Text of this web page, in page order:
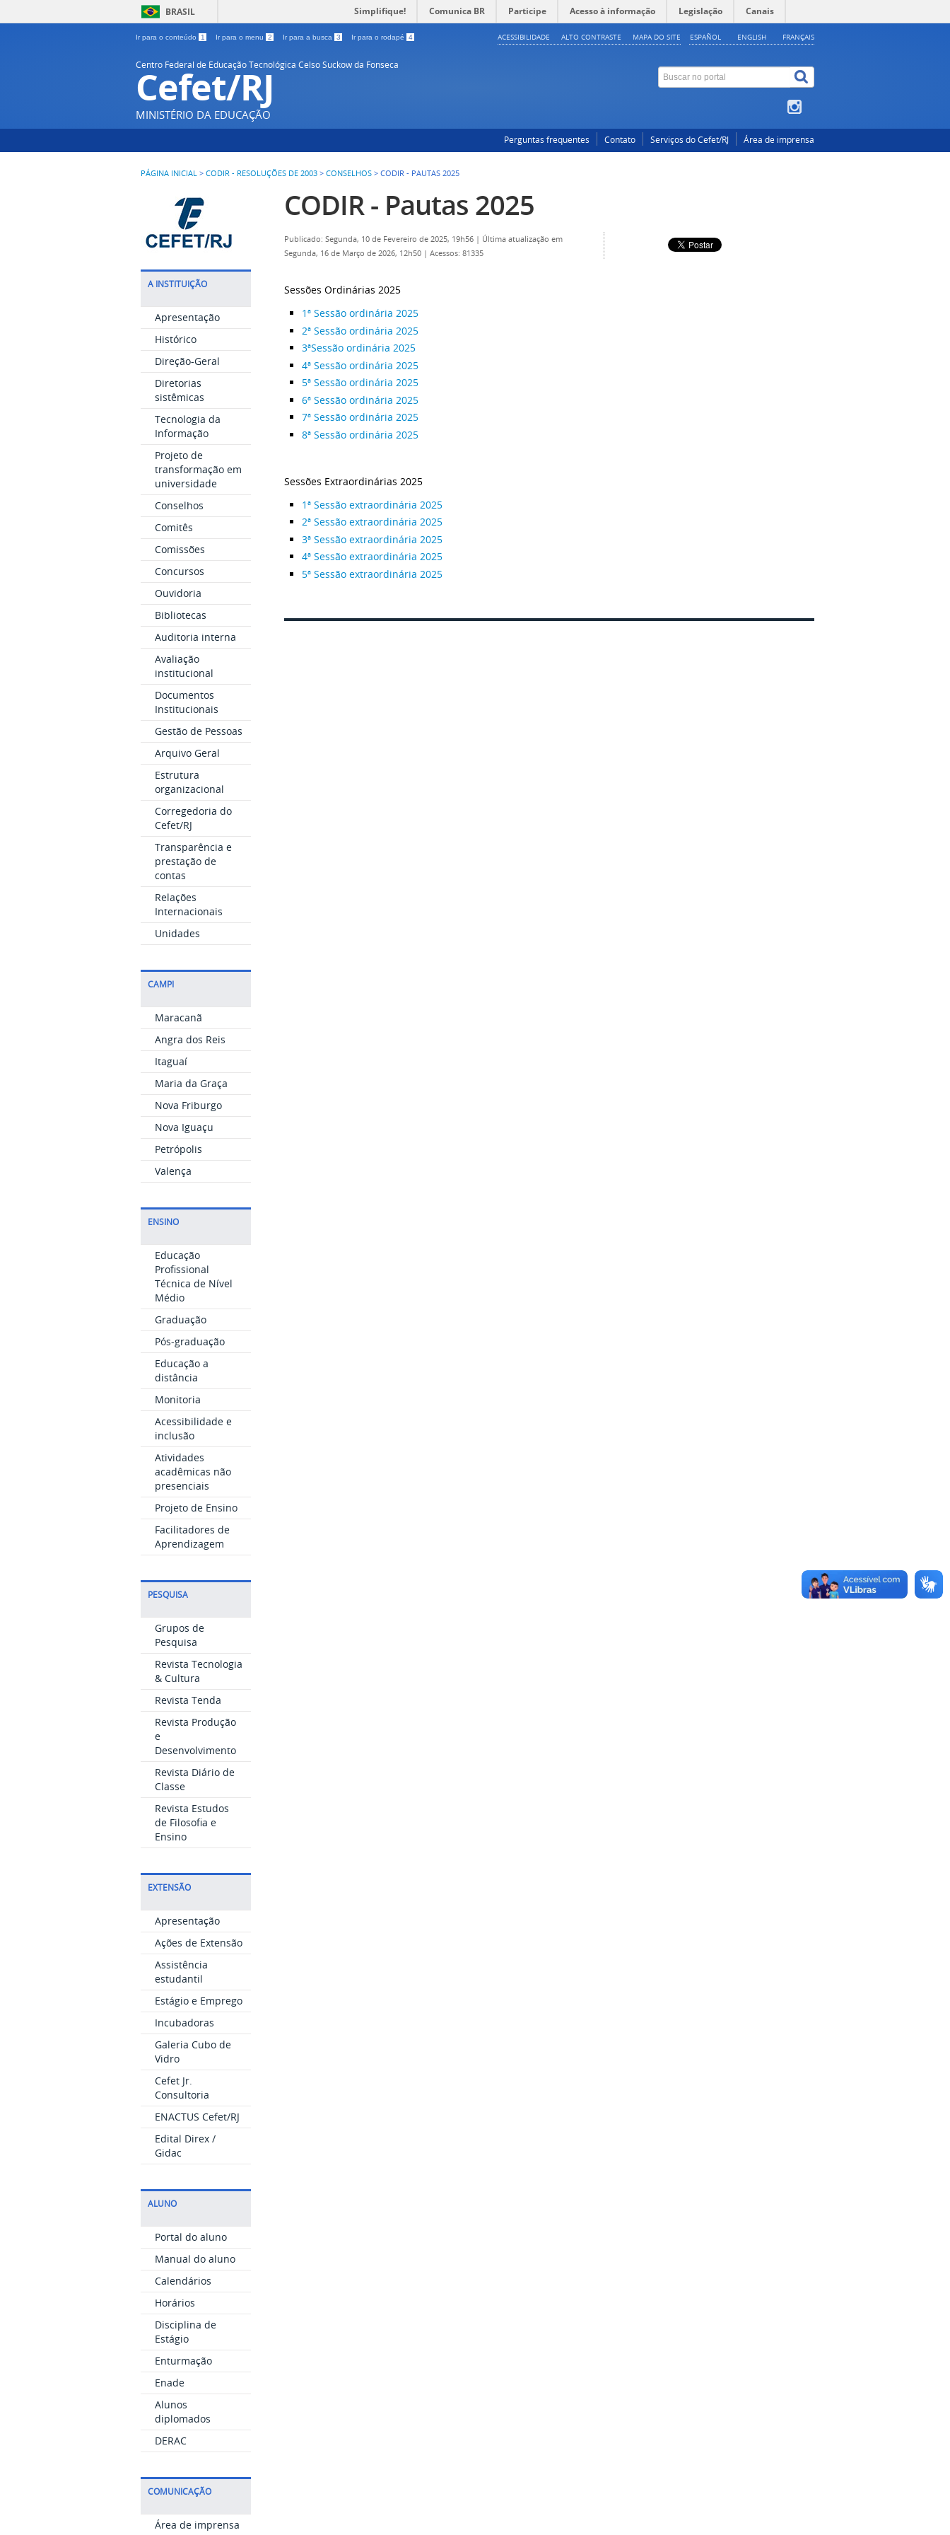
BRASIL Simplifique! Comunica BR Participe Acesso à informação Legislação Canais
Ir para o conteúdo 1 Ir para o menu 2 Ir para a busca 3 Ir para o rodapé 4 ESPAÑOL ENGLISH FRANÇAIS
ACESSIBILIDADE ALTO CONTRASTE MAPA DO SITE
Centro Federal de Educação Tecnológica Celso Suckow da Fonseca
Cefet/RJ
MINISTÉRIO DA EDUCAÇÃO
Perguntas frequentes Contato Serviços do Cefet/RJ Área de imprensa
PÁGINA INICIAL > CODIR - RESOLUÇÕES DE 2003 > CONSELHOS > CODIR - PAUTAS 2025
A INSTITUIÇÃO
Apresentação
Histórico
Direção-Geral
Diretorias
sistêmicas
Tecnologia da
Informação
Projeto de
transformação em
universidade
Conselhos
Comitês
Comissões
Concursos
Ouvidoria
Bibliotecas
Auditoria interna
Avaliação
institucional
Documentos
Institucionais
Gestão de Pessoas
Arquivo Geral
Estrutura
organizacional
Corregedoria do
Cefet/RJ
Transparência e
prestação de
contas
Relações
Internacionais
Unidades
CAMPI
Maracanã
Angra dos Reis
Itaguaí
Maria da Graça
Nova Friburgo
Nova Iguaçu
Petrópolis
Valença
ENSINO
Educação
Profissional
Técnica de Nível
Médio
Graduação
Pós-graduação
Educação a
distância
Monitoria
Acessibilidade e
inclusão
Atividades
acadêmicas não
presenciais
Projeto de Ensino
Facilitadores de
Aprendizagem
PESQUISA
Grupos de
Pesquisa
Revista Tecnologia
& Cultura
Revista Tenda
Revista Produção
e
Desenvolvimento
Revista Diário de
Classe
Revista Estudos
de Filosofia e
Ensino
EXTENSÃO
Apresentação
Ações de Extensão
Assistência
estudantil
Estágio e Emprego
Incubadoras
Galeria Cubo de
Vidro
Cefet Jr.
Consultoria
ENACTUS Cefet/RJ
Edital Direx /
Gidac
ALUNO
Portal do aluno
Manual do aluno
Calendários
Horários
Disciplina de
Estágio
Enturmação
Enade
Alunos
diplomados
DERAC
COMUNICAÇÃO
Área de imprensa
CODIR - Pautas 2025
Publicado: Segunda, 10 de Fevereiro de 2025, 19h56 | Última atualização em
Segunda, 16 de Março de 2026, 12h50 | Acessos: 81335
Sessões Ordinárias 2025
1ª Sessão ordinária 2025
2ª Sessão ordinária 2025
3ªSessão ordinária 2025
4ª Sessão ordinária 2025
5ª Sessão ordinária 2025
6ª Sessão ordinária 2025
7ª Sessão ordinária 2025
8ª Sessão ordinária 2025
Sessões Extraordinárias 2025
1ª Sessão extraordinária 2025
2ª Sessão extraordinária 2025
3ª Sessão extraordinária 2025
4ª Sessão extraordinária 2025
5ª Sessão extraordinária 2025